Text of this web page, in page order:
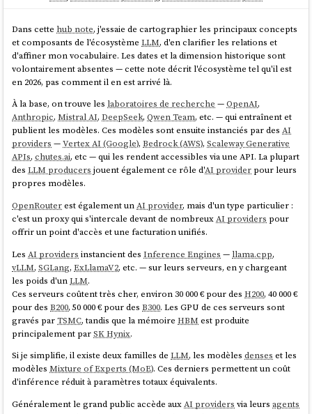
OpenAI's Responses API — the newer, agent-
oriented evolution with built-in tools and state
management
Anthropic's Messages API — Claude's native
interface, with capabilities like extended thinking
and prompt caching
source
Mistral AI, de son côté, semble encore s'appuyer sur l'OpenAI Chat
Completions compatible API
Je comprends mieux maintenant, pourquoi des frameworks comme
l'AI SDKproposentune implémentation par provider
Je constate queOpenRouterproposes les trois API :
https://openrouter.ai/api/v1/chat/completions
lien vers la documentation)
POST https://openrouter.ai/api/v1/responses
vers la documentation
POST https://openrouter.ai/api/v1/messages (lien
vers la documentation)
dessus d'une multitude d'AI providers.
Dans cette hub note, j'essaie de cartographier les principaux concepts
et composants de l'écosystèmeLLM, d'en clarifier les relations et
d'affiner mon vocabulaire. Les dates et la dimension historique sont
volontairement absentes — cette note décrit l'écosystème tel qu'il est
en 2026, pas comment il en est arrivé là.
À la base, on trouve les laboratoires de recherche —OpenAI,
Anthropic,Mistral AI,DeepSeek,Qwen Team, etc. — qui entraînent et
publient les modèles. Ces modèles sont ensuite instanciés par desAI
providers —Vertex AI (Google),Bedrock (AWS),Scaleway Generative
APIs,chutes.ai, etc — qui les rendent accessibles via une API. La plupart
desLLM producers jouent également ce rôle d'AI provider pour leurs
propres modèles.
OpenRouterest également unAI provider, mais d'un type particulier :
c'est un proxy qui s'intercale devant de nombreuxAI providers pour
offrir un point d'accès et une facturation unifiés.
LesAI providers instancient desInference Engines — llama.cpp,
vLLM,SGLang,ExLlamaV2, etc. — sur leurs serveurs, en y chargeant
les poids d'unLLM.
Ces serveurs coûtent très cher, environ 30 000 € pour desH200, 40 000 €
pour desB200, 50 000 € pour desB300. Les GPU de ces serveurs sont
gravés parTSMC, tandis que la mémoireHBM est produite
principalement parSK Hynix.
Si je simplifie, il existe deux familles deLLM, les modèlesdenses et les
modèlesMixture of Experts (MoE). Ces derniers permettent un coût
d'inférence réduit à paramètres totaux équivalents.
Généralement le grand public accède auxAI providers via leursagents